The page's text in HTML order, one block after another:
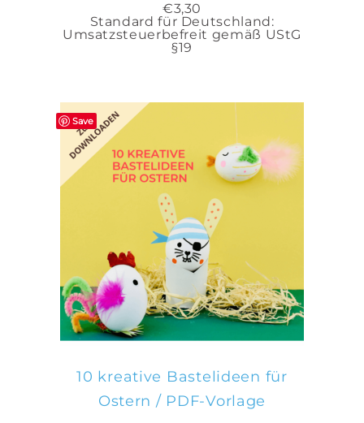
€3,30
Standard für Deutschland:
Umsatzsteuerbefreit gemäß UStG
§19
Save
IN DEN WARENKORB
10 kreative Bastelideen für
Ostern / PDF-Vorlage